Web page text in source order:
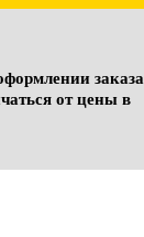
заказа
от цены в